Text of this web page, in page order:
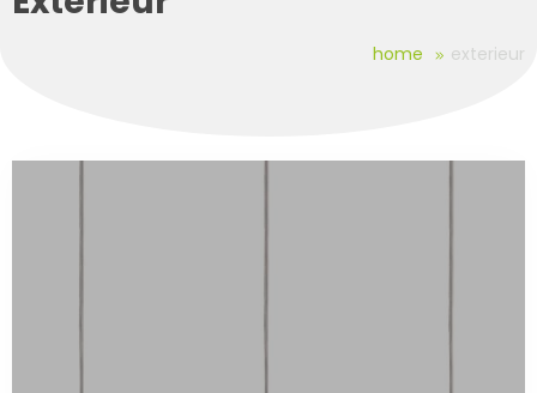
home exterieur